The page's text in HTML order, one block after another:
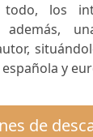
todo, los
además,
y
de